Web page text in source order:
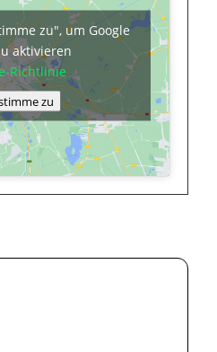
zu", um Google
aktivieren
Richtlinie
zu